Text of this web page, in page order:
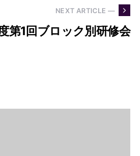
NEXT ARTICLE —
第1回ブロック別研修会